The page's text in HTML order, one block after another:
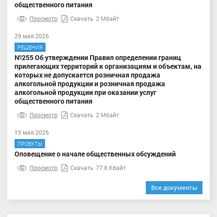
общественного питания
Просмотр Скачать 2 Мбайт
29 мая 2026
РЕШЕНИЯ
№255 Об утверждении Правил определении границ
прилегающих территорий к организациям и объектам, на
которых не допускается розничная продажа
алкогольной продукции и розничная продажа
алкогольной продукции при оказании услуг
общественного питания
Просмотр Скачать 2 Мбайт
15 мая 2026
ПРОЕКТЫ
Оповещение о начале общественных обсуждений
Просмотр Скачать 77.8 Кбайт
Все документы